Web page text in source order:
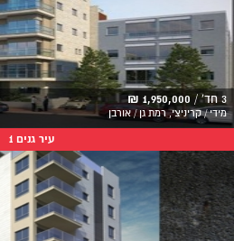
3 חד' / 1,950,000 ₪
מידי / קריניצי, רמת גן / אורבן
עיר גנים 1